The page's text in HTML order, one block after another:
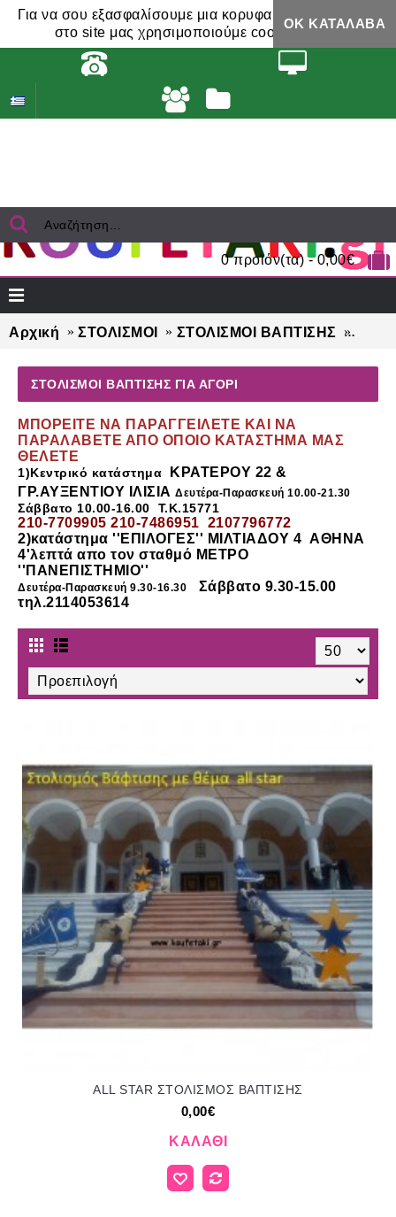
Για να σου εξασφαλίσουμε μια κορυφαία εμπειρία,
στο site μας χρησιμοποιούμε cookies.
ΟΚ ΚΑΤΆΛΑΒΑ
0 προϊόν(τα) - 0,00€
Αρχική ΣΤΟΛΙΣΜΟΙ ΣΤΟΛΙΣΜΟΙ ΒΑΠΤΙΣΗΣ
ΣΤΟΛΙΣΜΟΙ ΒΑΠΤΙΣΗΣ ΓΙΑ ΑΓΌΡΙ
ΜΠΟΡΕΙΤΕ ΝΑ ΠΑΡΑΓΓΕΙΛΕΤΕ ΚΑΙ ΝΑ
ΠΑΡΑΛΑΒΕΤΕ ΑΠΟ ΟΠΟΙΟ ΚΑΤΑΣΤΗΜΑ ΜΑΣ
ΘΕΛΕΤΕ
1)Κεντρικό κατάστημα
ΚΡΑΤΕΡΟΥ 22 &
ΓΡ.ΑΥΞΕΝΤΙΟΥ ΙΛΙΣΙΑ Δευτέρα-Παρασκευή 10.00-21.30
Σάββατο 10.00-16.00 Τ.Κ.15771
210-7709905 210-7486951 2107796772
2)κατάστημα ''ΕΠΙΛΟΓΕΣ'' ΜΙΛΤΙΑΔΟΥ 4 ΑΘΗΝΑ
4'λεπτά απο τον σταθμό ΜΕΤΡΟ
''ΠΑΝΕΠΙΣΤΗΜΙΟ''
Δευτέρα-Παρασκευή 9.30-16.30
Σάββατο 9.30-15.00
τηλ.2114053614
ALL STAR ΣΤΟΛΙΣΜΟΣ ΒΑΠΤΙΣΗΣ
0,00€
ΚΑΛΆΘΙ